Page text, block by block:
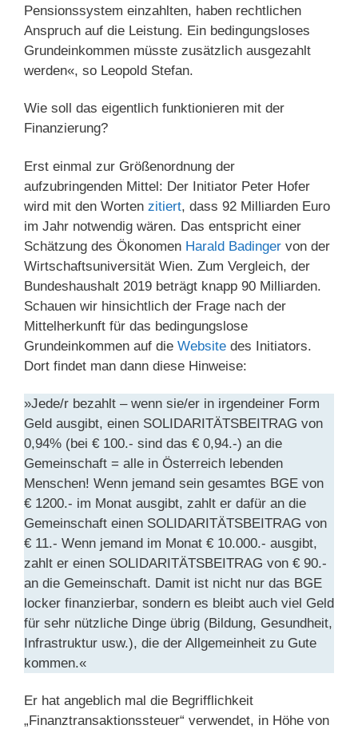
Pensionssystem einzahlten, haben rechtlichen
Anspruch auf die Leistung. Ein bedingungsloses
Grundeinkommen müsste zusätzlich ausgezahlt
werden«, so Leopold Stefan.
Wie soll das eigentlich funktionieren mit der
Finanzierung?
Erst einmal zur Größenordnung der
aufzubringenden Mittel: Der Initiator Peter Hofer
wird mit den Worten zitiert, dass 92 Milliarden Euro
im Jahr notwendig wären. Das entspricht einer
Schätzung des Ökonomen Harald Badinger von der
Wirtschaftsuniversität Wien. Zum Vergleich, der
Bundeshaushalt 2019 beträgt knapp 90 Milliarden.
Schauen wir hinsichtlich der Frage nach der
Mittelherkunft für das bedingungslose
Grundeinkommen auf die Website des Initiators.
Dort findet man dann diese Hinweise:
»Jede/r bezahlt – wenn sie/er in irgendeiner Form
Geld ausgibt, einen SOLIDARITÄTSBEITRAG von
0,94% (bei € 100.- sind das € 0,94.-) an die
Gemeinschaft = alle in Österreich lebenden
Menschen! Wenn jemand sein gesamtes BGE von
€ 1200.- im Monat ausgibt, zahlt er dafür an die
Gemeinschaft einen SOLIDARITÄTSBEITRAG von
€ 11.- Wenn jemand im Monat € 10.000.- ausgibt,
zahlt er einen SOLIDARITÄTSBEITRAG von € 90.-
an die Gemeinschaft. Damit ist nicht nur das BGE
locker finanzierbar, sondern es bleibt auch viel Geld
für sehr nützliche Dinge übrig (Bildung, Gesundheit,
Infrastruktur usw.), die der Allgemeinheit zu Gute
kommen.«
Er hat angeblich mal die Begrifflichkeit
„Finanztransaktionssteuer“ verwendet, in Höhe von